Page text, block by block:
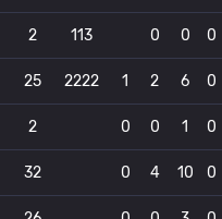
2 113 0 0 0
25 2222 1 2 6 0
2 0 0 1 0
32 0 4 10 0